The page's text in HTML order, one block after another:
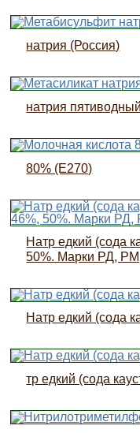
натрия (Россия)
натрия пятиводный
80% (Е270)
Натр едкий (сода
50%. Марки РД,
Натр едкий (сода
тр едкий (сода